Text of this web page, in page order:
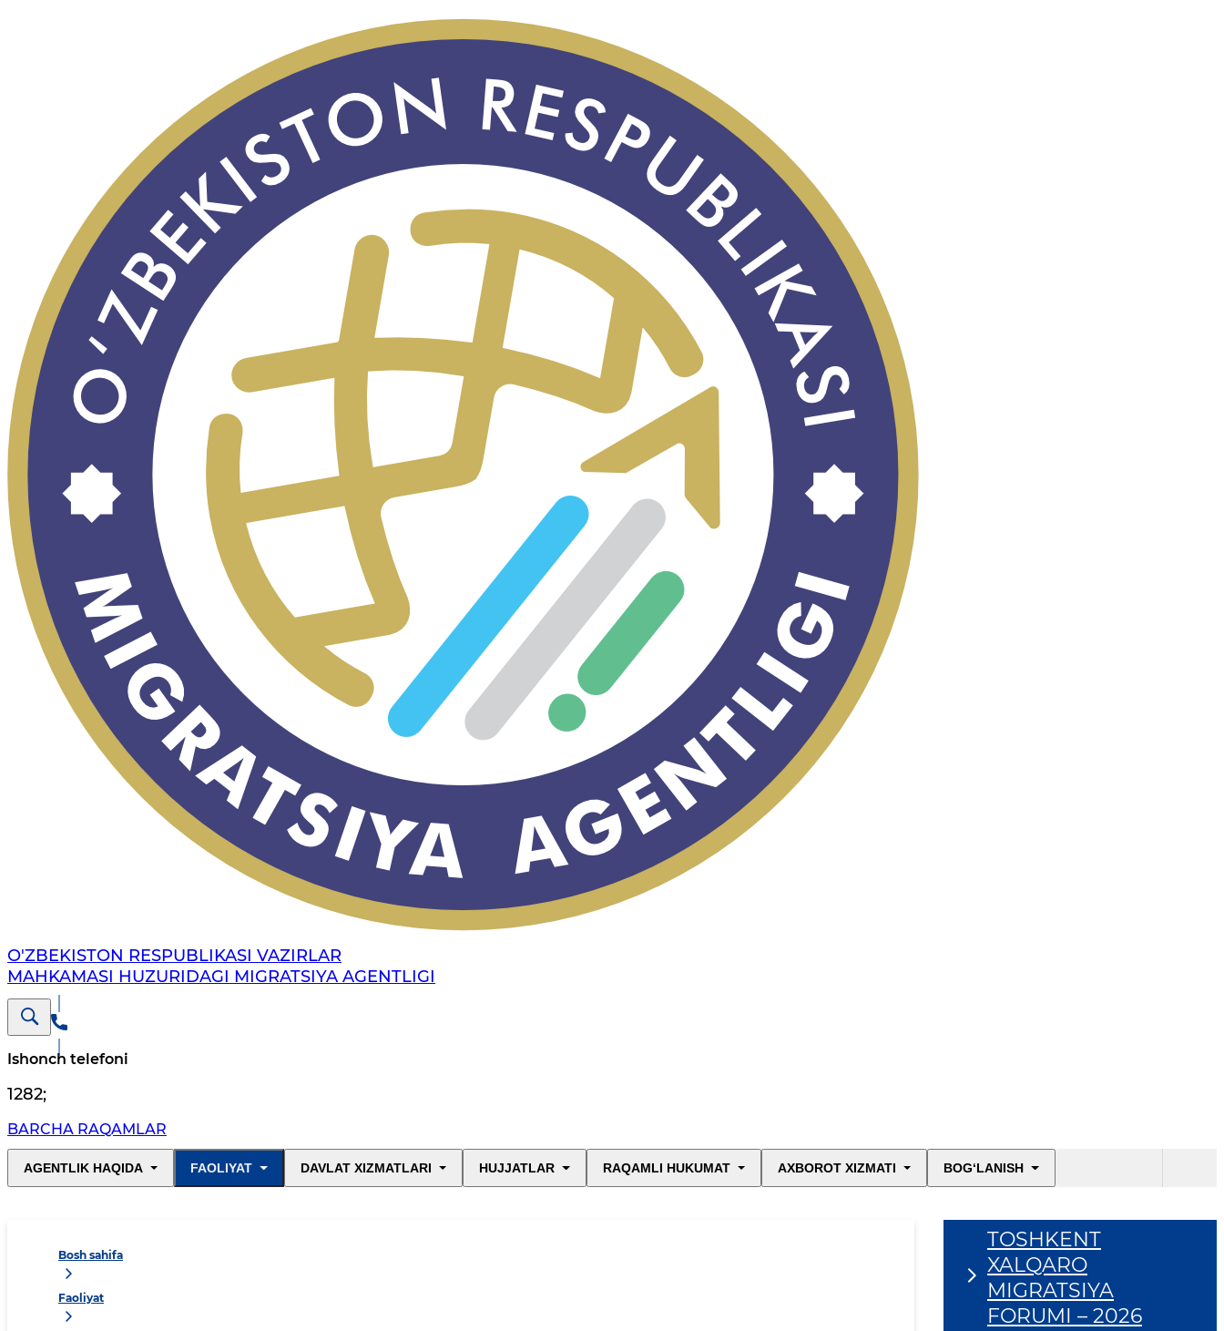
O'ZBEKISTON RESPUBLIKASI VAZIRLAR
MAHKAMASI HUZURIDAGI MIGRATSIYA AGENTLIGI
Ishonch telefoni
1282;
BARCHA RAQAMLAR
AGENTLIK HAQIDA FAOLIYAT DAVLAT XIZMATLARI HUJJATLAR RAQAMLI HUKUMAT AXBOROT XIZMATI BOG‘LANISH
Bosh sahifa
Faoliyat
TOSHKENT
XALQARO
MIGRATSIYA
FORUMI – 2026